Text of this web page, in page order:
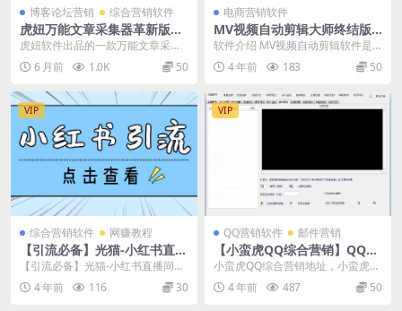
博客论坛营销 综合营销软件
虎妞万能文章采集器革新版采
集列表栏目页文章今日头条指
定关键词采集
虎妞软件出品的一款万能文章采集
软件，可以只需输入关键字就能采
集各种网页和新闻，还...
6 月前 1.0K 50
电商营销软件
MV视频自动剪辑大师终结版-
原包没加壳加密，可以无限转
卖
软件介绍 MV视频自动剪辑软件是
一款剪辑神器，能够自动添加背景
音乐、歌词批量重命...
4 年前 183 50
VIP
综合营销软件 网赚教程
【引流必备】光猫-小红书直播
间引流【永久脚本+详细教
【引流必备】光猫-小红书直播间引
流【永久脚本+详细教程】 光猫小
红书手机引流： ...
4 年前 116 30
VIP
QQ营销软件 邮件营销
【小蛮虎QQ综合营销】QQ全
能多功能采集群，加好友软件
小蛮虎QQ综合营销地址，小蛮虎Q
Q综合营销教程，小蛮虎QQ综合营
销好用么，小蛮虎...
4 年前 487 50